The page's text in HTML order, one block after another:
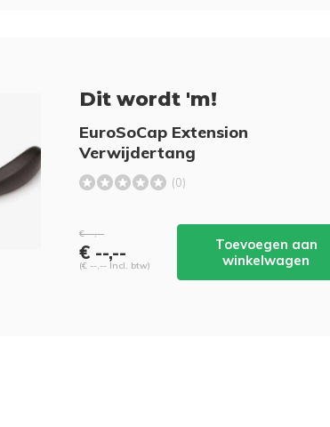
Dit wordt 'm!
EuroSoCap Extension
Verwijdertang
(0)
€ --,--
€ --,--
(€ --,-- Incl. btw)
Toevoegen aan
winkelwagen